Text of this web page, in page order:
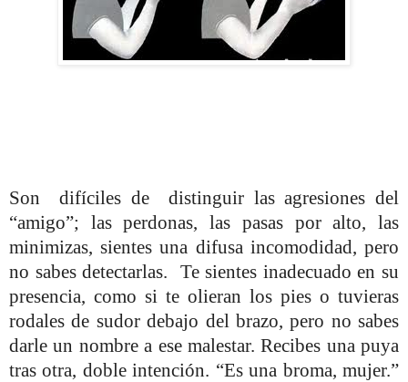
Son difíciles de
distinguir las agresiones del
“amigo”; las perdonas, las pasas por alto, las
minimizas, sientes una difusa incomodidad, pero
no sabes detectarlas.
Te sientes inadecuado en su
presencia, como si te olieran los pies o tuvieras
rodales de sudor debajo del brazo, pero no sabes
darle un nombre a ese malestar. Recibes una puya
tras otra, doble intención. “Es una broma, mujer.”